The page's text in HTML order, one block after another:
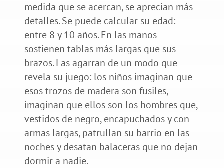
medida que se acercan, se aprecian más
detalles. Se puede calcular su edad:
entre 8 y 10 años. En las manos
sostienen tablas más largas que sus
brazos. Las agarran de un modo que
revela su juego: los niños imaginan que
esos trozos de madera son fusiles,
imaginan que ellos son los hombres que,
vestidos de negro, encapuchados y con
armas largas, patrullan su barrio en las
noches y desatan balaceras que no dejan
dormir a nadie.